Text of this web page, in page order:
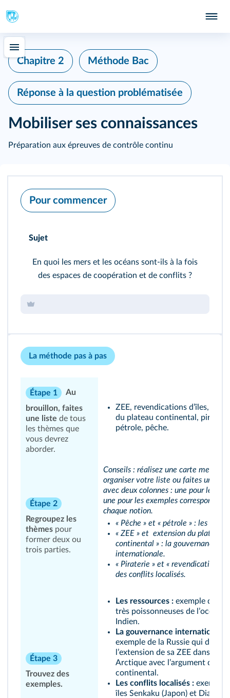
Chapitre 2 Méthode Bac
Réponse à la question problématisée
Mobiliser ses connaissances
Préparation aux épreuves de contrôle continu
Pour commencer
Sujet
En quoi les mers et les océans sont-ils à la fois
des espaces de coopération et de conflits ?
La méthode pas à pas
Étape 1
Au
brouillon, faites
une liste de tous
les thèmes que
vous devrez
aborder.
ZEE, revendications dʼîles,
du plateau continental,
pétrole, pêche.
Étape 2
Regroupez les
thèmes pour
former deux ou
trois parties.
Conseils : réalisez une carte mentale
organiser votre liste ou faites un
avec deux colonnes : une pour les
une pour les exemples correspondant
chaque notion.
« Pêche » et « pétrole » : les
« ZEE » et extension du plateau
continental » : la gouvernance
internationale.
« Piraterie » et « revendication
des conflits localisés.
Étape 3
Trouvez des
exemples.
Les ressources : exemple des
très poissonneuses de lʼocéan
Indien.
La gouvernance internationale :
exemple de la Russie qui
lʼextension de sa ZEE dans
Arctique avec lʼargument du
continental.
Les conflits localisés : exemple
îles Senkaku (Japon) et Diaoyu